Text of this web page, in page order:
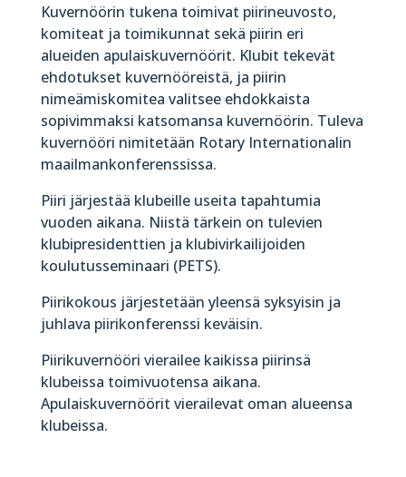
Kuvernöörin tukena toimivat piirineuvosto,
komiteat ja toimikunnat sekä piirin eri
alueiden apulaiskuvernöörit. Klubit tekevät
ehdotukset kuvernööreistä, ja piirin
nimeämiskomitea valitsee ehdokkaista
sopivimmaksi katsomansa kuvernöörin. Tuleva
kuvernööri nimitetään Rotary Internationalin
maailmankonferenssissa.
Piiri järjestää klubeille useita tapahtumia
vuoden aikana. Niistä tärkein on tulevien
klubipresidenttien ja klubivirkailijoiden
koulutusseminaari (PETS).
Piirikokous järjestetään yleensä syksyisin ja
juhlava piirikonferenssi keväisin.
Piirikuvernööri vierailee kaikissa piirinsä
klubeissa toimivuotensa aikana.
Apulaiskuvernöörit vierailevat oman alueensa
klubeissa.